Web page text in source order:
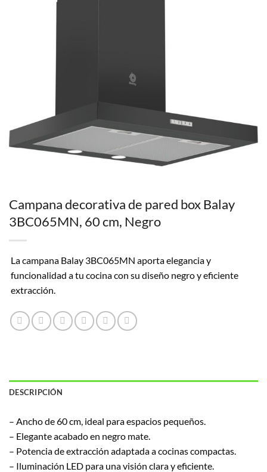
Campana decorativa de pared box Balay
3BC065MN, 60 cm, Negro
La campana Balay 3BC065MN aporta elegancia y
funcionalidad a tu cocina con su diseño negro y eficiente
extracción.
DESCRIPCIÓN
– Ancho de 60 cm, ideal para espacios pequeños.
– Elegante acabado en negro mate.
– Potencia de extracción adaptada a cocinas compactas.
– Iluminación LED para una visión clara y eficiente.